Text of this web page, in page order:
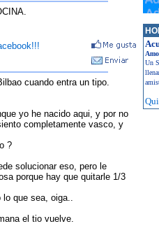
cuando entra un tipo.
yo he nacido aqui, y por no
completamente vasco, y
?
solucionar eso, pero le
porque hay que quitarle 1/3
que sea, oiga..
el tio vuelve.
Un